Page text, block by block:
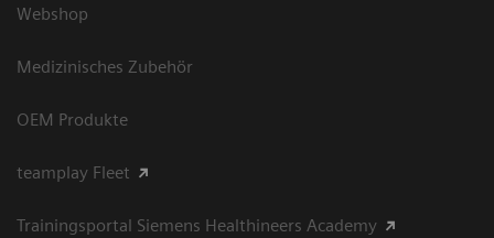
Webshop
Medizinisches Zubehör
OEM Produkte
teamplay Fleet
Trainingsportal Siemens Healthineers Academy